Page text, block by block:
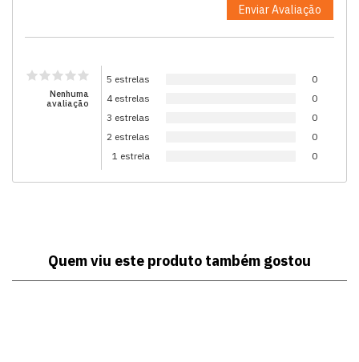
Nenhuma
avaliação
5 estrelas
0
4 estrelas
0
3 estrelas
0
2 estrelas
0
1 estrela
0
Quem viu este produto também gostou